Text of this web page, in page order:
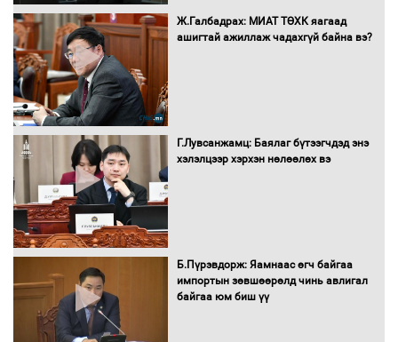
Нөөцийн махны худалдаа,
Монгол Улс “COP17”-д “Тал хээрийн
төлөвлөгөө”-гөө танилцуулна
худалдан авах журмыг баталлаа
Ж.Галбадрах: МИАТ ТӨХК яагаад
ашигтай ажиллаж чадахгүй байна вэ?
Г.Лувсанжамц: Баялаг бүтээгчдэд энэ
хэлэлцээр хэрхэн нөлөөлөх вэ
Б.Пүрэвдорж: Яамнаас өгч байгаа
импортын зөвшөөрөлд чинь авлигал
байгаа юм биш үү